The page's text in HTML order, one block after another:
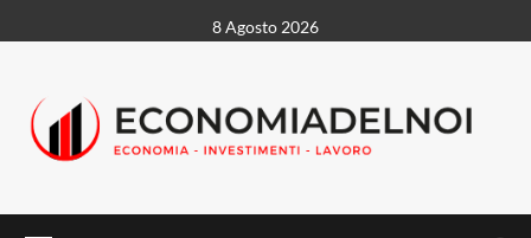
al
8 Agosto 2026